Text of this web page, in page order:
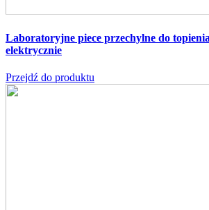
Laboratoryjne piece przechylne do
elektrycznie
Przejdź do produktu